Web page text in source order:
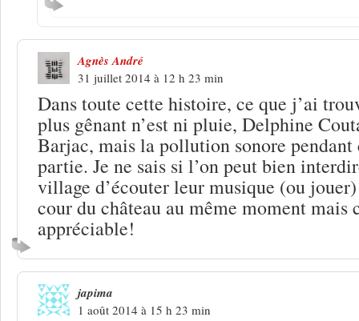
Agnès André
31 juillet 2014 à 12 h 23 min
Dans toute cette histoire, ce que j’ai
plus gênant n’est ni pluie, Delphine
Barjac, mais la pollution sonore
partie. Je ne sais si l’on peut bien
village d’écouter leur musique (ou
cour du château au même moment mais
appréciable!
japima
1 août 2014 à 15 h 23 min